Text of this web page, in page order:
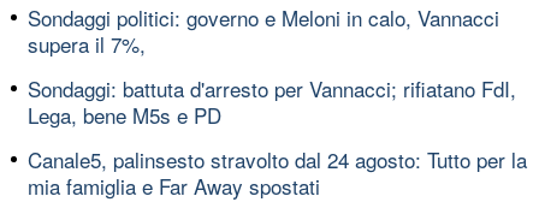
Sondaggi politici: governo e Meloni in calo, Vannacci
supera il 7%,
Sondaggi: battuta d'arresto per Vannacci; rifiatano FdI,
Lega, bene M5s e PD
Canale5, palinsesto stravolto dal 24 agosto: Tutto per la
mia famiglia e Far Away spostati